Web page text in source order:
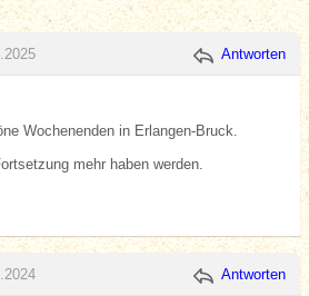
Antworten
Wochenenden in Erlangen-Bruck.
mehr haben werden.
Antworten